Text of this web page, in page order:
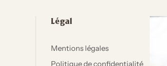
Légal
Mentions légales
Politique de confidentialité